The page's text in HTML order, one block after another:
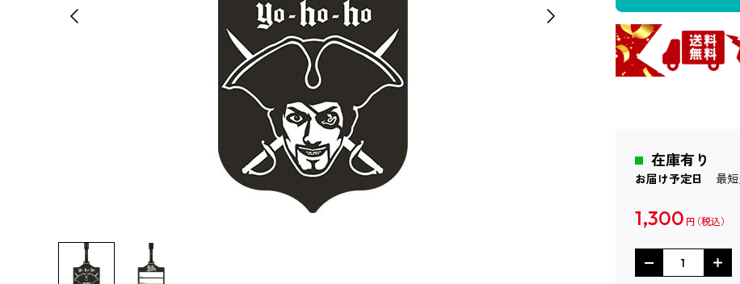
在庫有り
お届け予定日 最
1,300 円